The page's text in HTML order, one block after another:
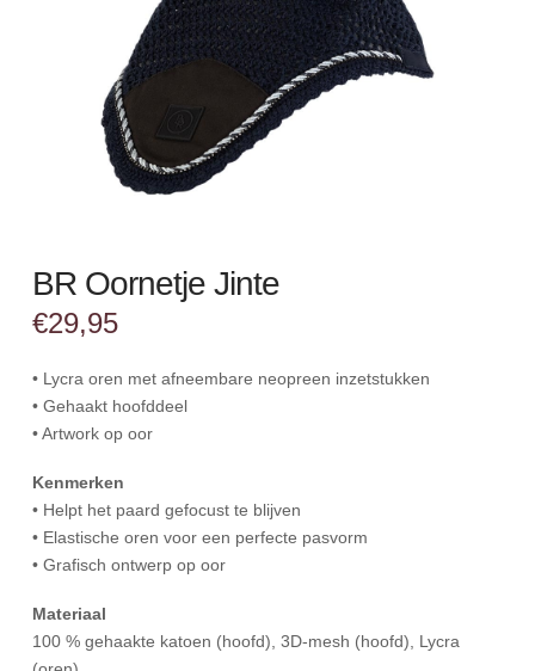
BR Oornetje Jinte
€29,95
• Lycra oren met afneembare neopreen inzetstukken
• Gehaakt hoofddeel
• Artwork op oor
Kenmerken
• Helpt het paard gefocust te blijven
• Elastische oren voor een perfecte pasvorm
• Grafisch ontwerp op oor
Materiaal
100 % gehaakte katoen (hoofd), 3D-mesh (hoofd), Lycra